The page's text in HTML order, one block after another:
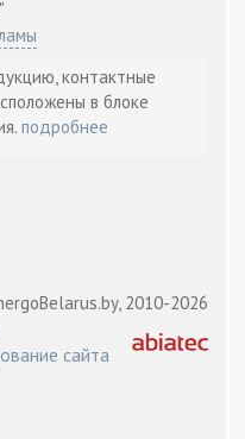
контактные
в блоке
подробнее
2010-2026
сайта